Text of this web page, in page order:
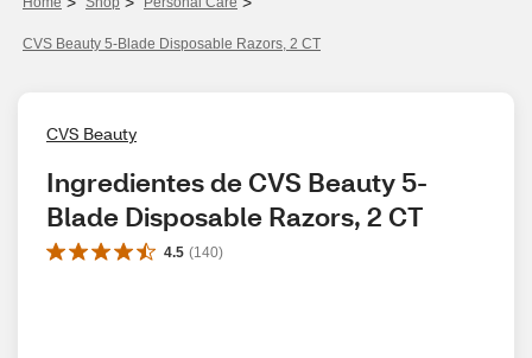
CVS Beauty 5-Blade Disposable Razors, 2 CT
CVS Beauty
Ingredientes de CVS Beauty 5-
Blade Disposable Razors, 2 CT
4.5 (140)